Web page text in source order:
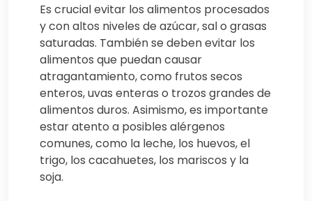
Es crucial evitar los alimentos procesados
y con altos niveles de azúcar, sal o grasas
saturadas. También se deben evitar los
alimentos que puedan causar
atragantamiento, como frutos secos
enteros, uvas enteras o trozos grandes de
alimentos duros. Asimismo, es importante
estar atento a posibles alérgenos
comunes, como la leche, los huevos, el
trigo, los cacahuetes, los mariscos y la
soja.